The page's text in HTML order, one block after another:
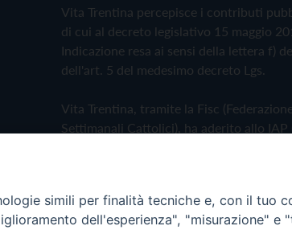
Vita Trentina percepisce i contributi
di cui al decreto legislativo 15 maggio
Indicazione resa ai sensi della lettera f)
dell'art. 5 del medesimo decreto Lgs.
Vita Trentina, tramite la Fisc
Settimanali Cattolici), ha aderito allo
Privacy Policy Cookie Policy
simili per finalità tecniche e, con il tuo
dell'esperienza", "misurazione"